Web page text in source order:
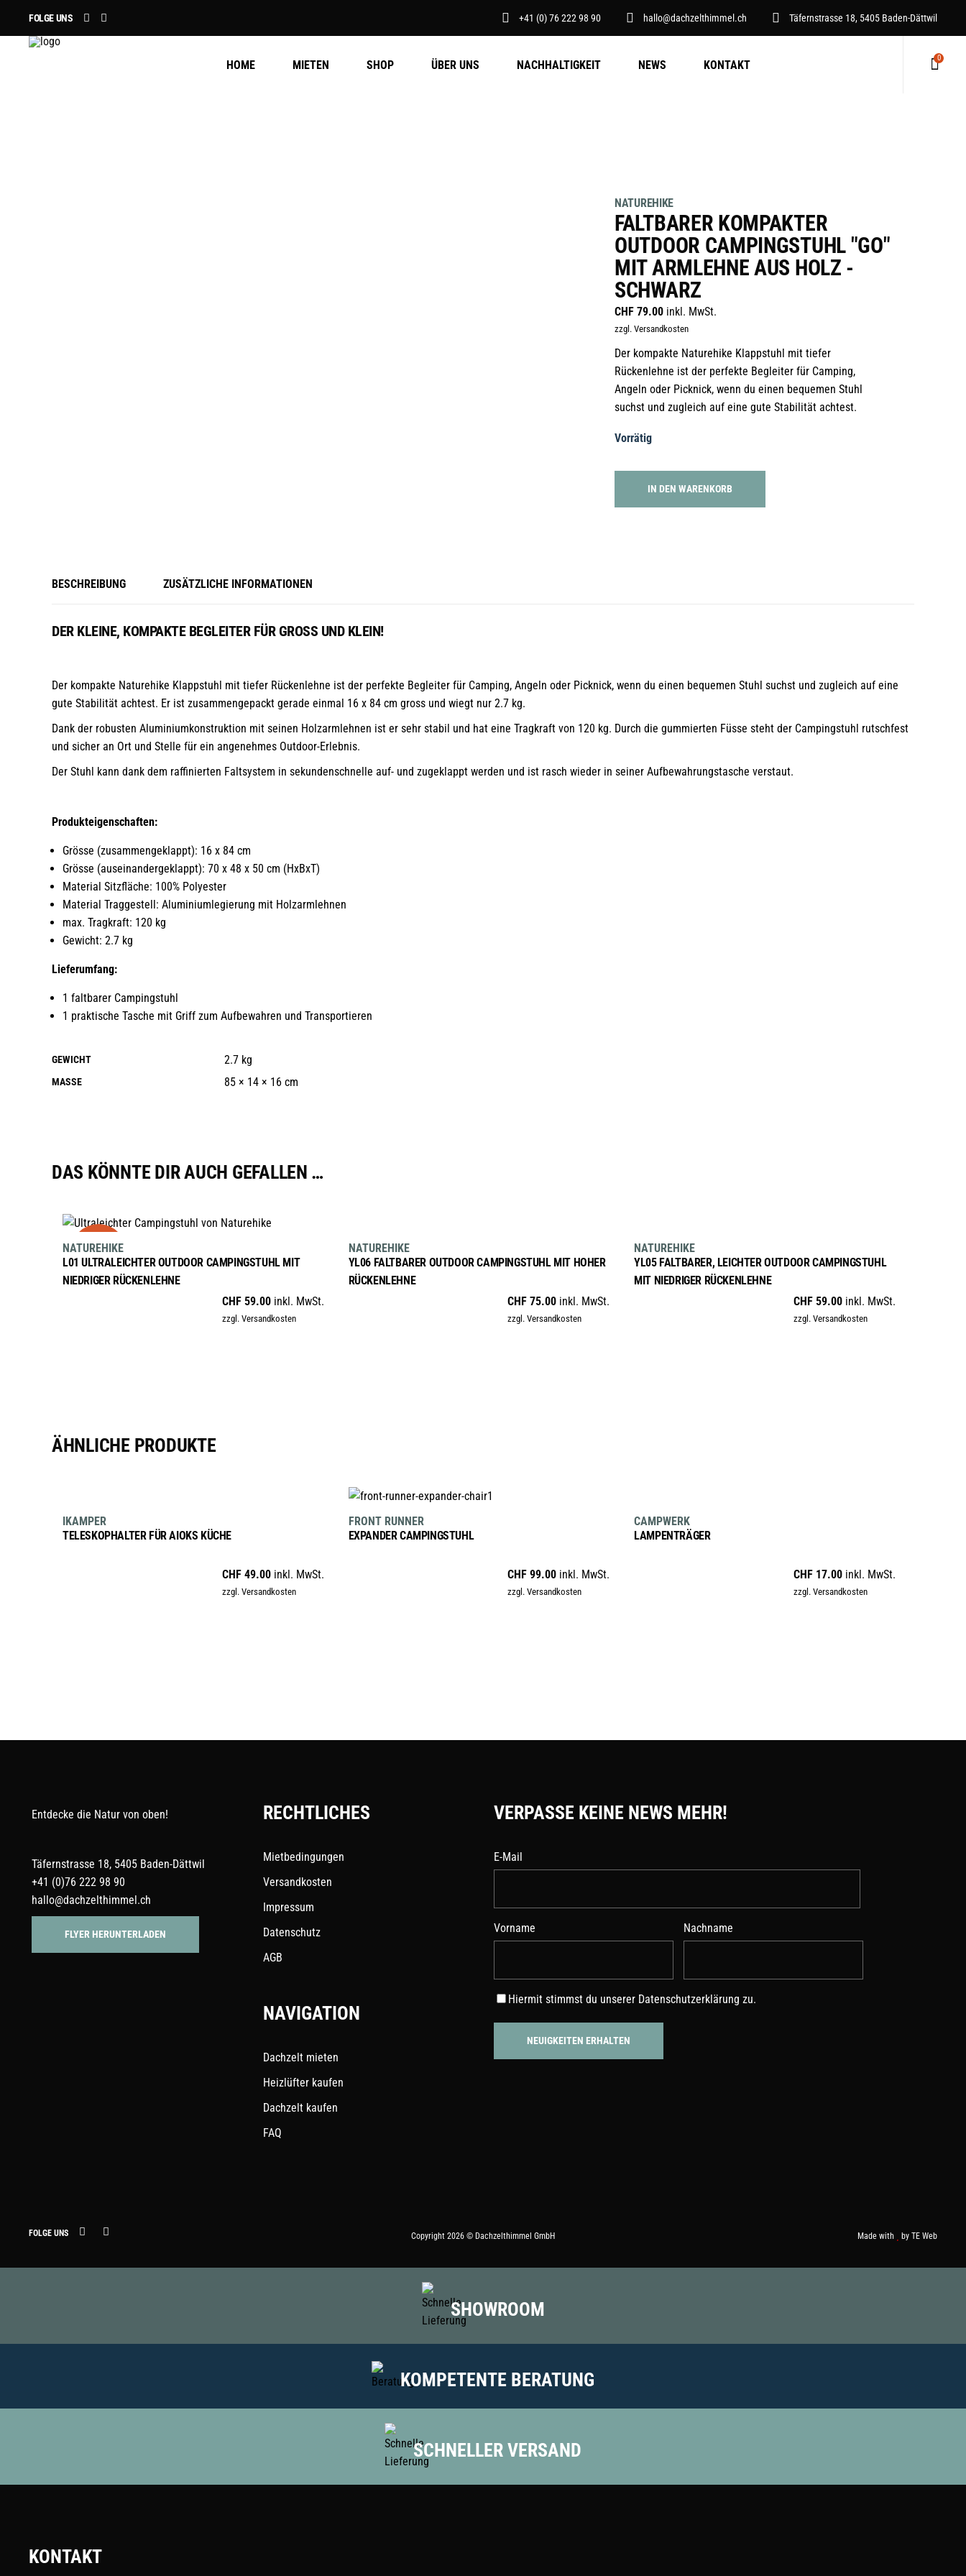
FOLGE UNS +41 (0) 76 222 98 90 hallo@dachzelthimmel.ch Täfernstrasse 18, 5405 Baden-Dättwil
HOME MIETEN SHOP ÜBER UNS NACHHALTIGKEIT NEWS KONTAKT 0
NATUREHIKE
FALTBARER KOMPAKTER
OUTDOOR CAMPINGSTUHL "GO"
MIT ARMLEHNE AUS HOLZ -
SCHWARZ
CHF 79.00 inkl. MwSt.
zzgl. Versandkosten
Der kompakte Naturehike Klappstuhl mit tiefer
Rückenlehne ist der perfekte Begleiter für Camping,
Angeln oder Picknick, wenn du einen bequemen Stuhl
suchst und zugleich auf eine gute Stabilität achtest.
Vorrätig
IN DEN WARENKORB
BESCHREIBUNG ZUSÄTZLICHE INFORMATIONEN
DER KLEINE, KOMPAKTE BEGLEITER FÜR GROSS UND KLEIN!
Der kompakte Naturehike Klappstuhl mit tiefer Rückenlehne ist der perfekte Begleiter für Camping, Angeln oder Picknick, wenn du einen bequemen Stuhl suchst und zugleich auf eine
gute Stabilität achtest. Er ist zusammengepackt gerade einmal 16 x 84 cm gross und wiegt nur 2.7 kg.
Dank der robusten Aluminiumkonstruktion mit seinen Holzarmlehnen ist er sehr stabil und hat eine Tragkraft von 120 kg. Durch die gummierten Füsse steht der Campingstuhl rutschfest
und sicher an Ort und Stelle für ein angenehmes Outdoor-Erlebnis.
Der Stuhl kann dank dem raffinierten Faltsystem in sekundenschnelle auf- und zugeklappt werden und ist rasch wieder in seiner Aufbewahrungstasche verstaut.
Produkteigenschaften:
Grösse (zusammengeklappt): 16 x 84 cm
Grösse (auseinandergeklappt): 70 x 48 x 50 cm (HxBxT)
Material Sitzfläche: 100% Polyester
Material Traggestell: Aluminiumlegierung mit Holzarmlehnen
max. Tragkraft: 120 kg
Gewicht: 2.7 kg
Lieferumfang:
1 faltbarer Campingstuhl
1 praktische Tasche mit Griff zum Aufbewahren und Transportieren
GEWICHT 2.7 kg
MASSE 85 × 14 × 16 cm
DAS KÖNNTE DIR AUCH GEFALLEN …
sale
AUSFÜHRUNG WÄHLEN
Dieses
weist
Varianten
gewählt
L01 ULTRALEICHTER OUTDOOR CAMPINGSTUHL MIT
NIEDRIGER RÜCKENLEHNE
CHF59.00 inkl. MwSt.
zzgl. Versandkosten
NATUREHIKE sale
weist
Varianten
YL06 FALTBARER OUTDOOR CAMPINGSTUHL MIT HOHER
RÜCKENLEHNE
CHF 75.00 inkl. MwSt.
zzgl. Versandkosten
NATUREHIKE sale
weist
mehrere
Varianten
YL05 FALTBARER, LEICHTER OUTDOOR CAMPINGSTUHL
MIT NIEDRIGER RÜCKENLEHNE
CHF59.00 inkl. MwSt.
zzgl. Versandkosten
NATUREHIKE
ÄHNLICHE PRODUKTE
TELESKOPHALTER FÜR AIOKS KÜCHE
CHF49.00 inkl. MwSt.
zzgl. Versandkosten
IKAMPER
IN DEN WARENKORB
EXPANDER CAMPINGSTUHL
CHF 99.00 inkl. MwSt.
zzgl. Versandkosten
FRONT RUNNER
LAMPENTRÄGER
CHF17.00 inkl. MwSt.
zzgl. Versandkosten
CAMPWERK
Entdecke die Natur von oben!
Täfernstrasse 18, 5405 Baden-Dättwil
+41 (0)76 222 98 90
hallo@dachzelthimmel.ch
FLYER HERUNTERLADEN
RECHTLICHES
Mietbedingungen
Versandkosten
Impressum
Datenschutz
AGB
NAVIGATION
Dachzelt mieten
Heizlüfter kaufen
Dachzelt kaufen
FAQ
VERPASSE KEINE NEWS MEHR!
E-Mail
Vorname Nachname
Hiermit stimmst du unserer Datenschutzerklärung zu.
FOLGE UNS Copyright 2026 © Dachzelthimmel GmbH Made with by TE Web
SHOWROOM
KOMPETENTE BERATUNG
SCHNELLER VERSAND
KONTAKT